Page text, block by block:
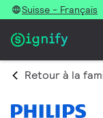
Suisse - Français
Retour à la